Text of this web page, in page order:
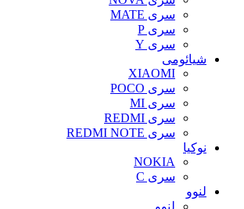
سری MATE
سری P
سری Y
شیائومی
XIAOMI
سری POCO
سری MI
سری REDMI
سری REDMI NOTE
نوکیا
NOKIA
سری C
لنوو